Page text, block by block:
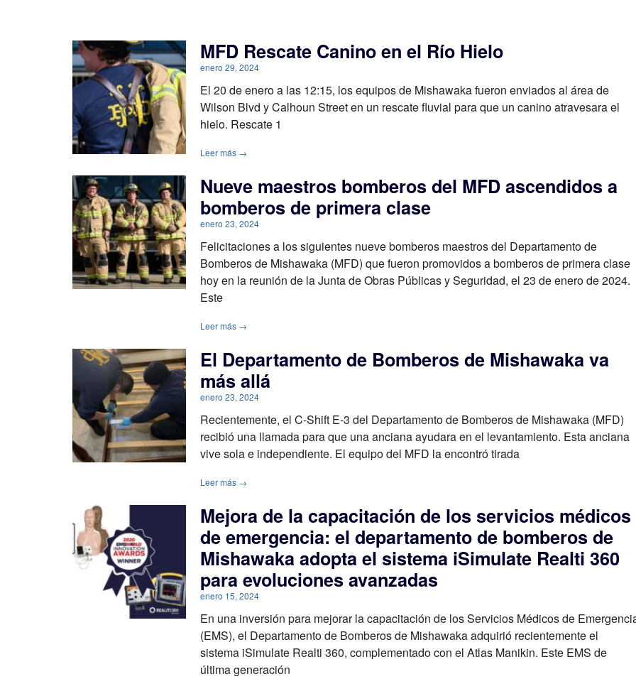
MFD Rescate Canino en el Río Hielo
enero 29, 2024
El 20 de enero a las 12:15, los equipos de Mishawaka fueron enviados al área de
Wilson Blvd y Calhoun Street en un rescate fluvial para que un canino atravesara el
hielo. Rescate 1
Leer más →
Nueve maestros bomberos del MFD ascendidos a
bomberos de primera clase
enero 23, 2024
Felicitaciones a los siguientes nueve bomberos maestros del Departamento de
Bomberos de Mishawaka (MFD) que fueron promovidos a bomberos de primera clase
hoy en la reunión de la Junta de Obras Públicas y Seguridad, el 23 de enero de 2024.
Este
Leer más →
El Departamento de Bomberos de Mishawaka va
más allá
enero 23, 2024
Recientemente, el C-Shift E-3 del Departamento de Bomberos de Mishawaka (MFD)
recibió una llamada para que una anciana ayudara en el levantamiento. Esta anciana
vive sola e independiente. El equipo del MFD la encontró tirada
Leer más →
Mejora de la capacitación de los servicios médicos
de emergencia: el departamento de bomberos de
Mishawaka adopta el sistema iSimulate Realti 360
para evoluciones avanzadas
enero 15, 2024
En una inversión para mejorar la capacitación de los Servicios Médicos de
(EMS), el Departamento de Bomberos de Mishawaka adquirió recientemente el
sistema iSimulate Realti 360, complementado con el Atlas Manikin. Este EMS de
última generación